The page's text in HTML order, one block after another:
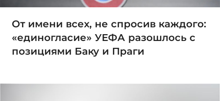
От имени всех, не спросив каждого:
«единогласие» УЕФА разошлось с
позициями Баку и Праги